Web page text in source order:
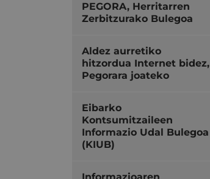
PEGORA, Herritarren
Zerbitzurako Bulegoa
Aldez aurretiko
hitzordua Internet bidez,
Pegorara joateko
Eibarko
Kontsumitzaileen
Informazio Udal Bulegoa
(KIUB)